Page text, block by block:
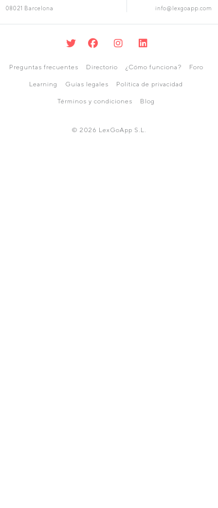
08021 Barcelona
info@lexgoapp.com
Preguntas frecuentes Directorio ¿Cómo funciona? Foro
Learning Guías legales Política de privacidad
Términos y condiciones Blog
© 2026 LexGoApp S.L.